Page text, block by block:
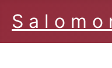
S a l o m